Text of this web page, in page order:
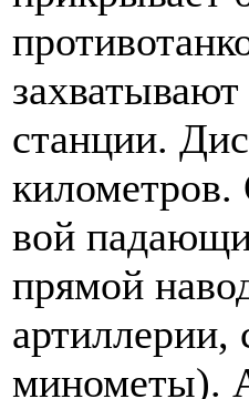
станции.
вой
прямой
артиллерии,
минометы).